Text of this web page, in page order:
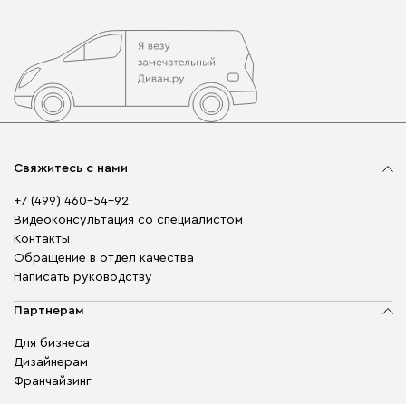
Свяжитесь с нами
+7 (499) 460-54-92
Видеоконсультация со специалистом
Контакты
Обращение в отдел качества
Написать руководству
Партнерам
Для бизнеса
Дизайнерам
Франчайзинг